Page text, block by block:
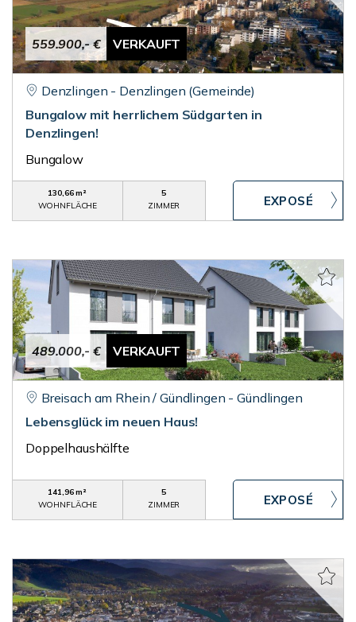
559.900,- € VERKAUFT
Denzlingen - Denzlingen (Gemeinde)
Bungalow mit herrlichem Südgarten in
Denzlingen!
Bungalow
130,66 m²
WOHNFLÄCHE
5
ZIMMER
489.000,- € VERKAUFT
Breisach am Rhein / Gündlingen - Gündlingen
Lebensglück im neuen Haus!
Doppelhaushälfte
141,96 m²
WOHNFLÄCHE
5
ZIMMER